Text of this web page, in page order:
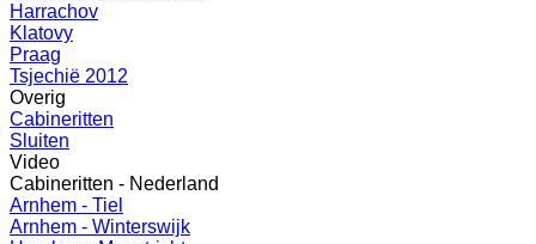
Harrachov
Klatovy
Praag
Tsjechië 2012
Overig
Cabineritten
Sluiten
Video
Cabineritten - Nederland
Arnhem - Tiel
Arnhem - Winterswijk